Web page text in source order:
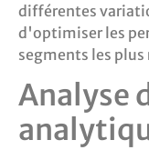
différentes
d'optimiser les
segments les
Analyse